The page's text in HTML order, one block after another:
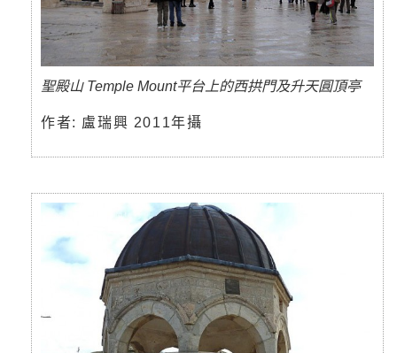
聖殿山 Temple Mount平台上的西拱門及升天圓頂亭
作者: 盧瑞興 2011年攝